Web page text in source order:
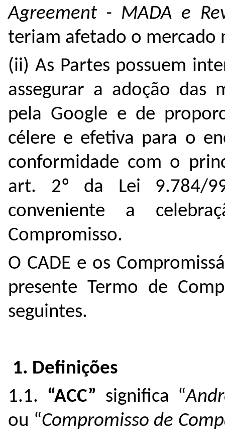
Agreement - MADA e
teriam afetado o mercado
(ii) As Partes possuem
assegurar a adoção das
pela Google e de
célere e efetiva para o
conformidade com o
art. 2º da Lei 9.784/
conveniente a
Compromisso.
O CADE e os
presente Termo de
seguintes.
1. Definições
1.1. “ACC” significa “
ou “Compromisso de